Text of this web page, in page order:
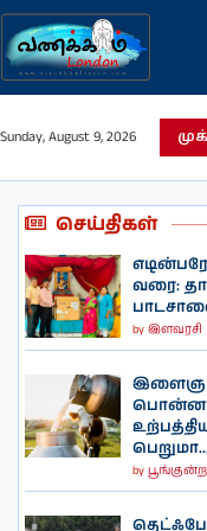
Sunday, August 9, 2026
செய்திகள்
வரை:
by இளவரசி
by